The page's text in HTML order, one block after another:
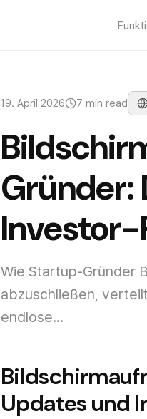
19. April 2026 7 min read
Gründer:
Wie Startup-Gründer
abzuschließen,
endlose...
Updates und